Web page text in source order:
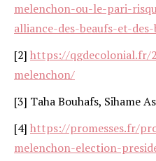
melenchon-ou-le-pari-
alliance-des-beaufs-et-
[2] https://qgdecolonial.fr/
melenchon/
[3] Taha Bouhafs, Sihame
[4] https://promesses.fr/
melenchon-election-